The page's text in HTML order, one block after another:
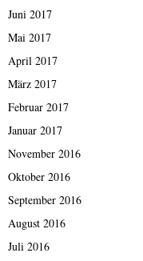
Juni 2017
Mai 2017
April 2017
März 2017
Februar 2017
Januar 2017
November 2016
Oktober 2016
September 2016
August 2016
Juli 2016